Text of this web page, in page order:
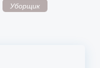
Уборщик